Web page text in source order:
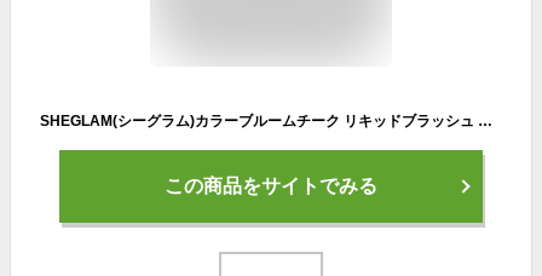
SHEGLAM(シーグラム)カラーブルームチーク リキッドブラッシュ マットメイクアップ テクスチャー (Cutie Pie)
この商品をサイトでみる